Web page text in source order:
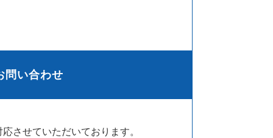
問い合わせ
させていただいております。